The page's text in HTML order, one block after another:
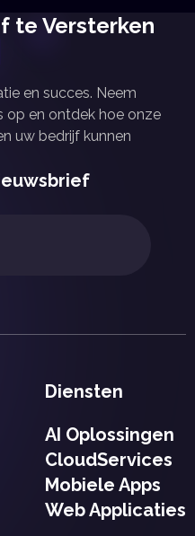
te Versterken
en succes. Neem
en ontdek hoe onze
uw bedrijf kunnen
Diensten
AI Oplossingen
CloudServices
Mobiele Apps
Web Applicaties